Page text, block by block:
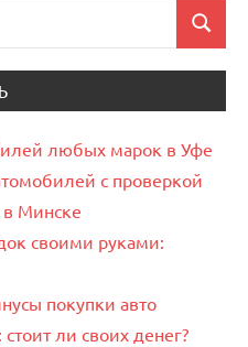
Поиск
любых марок в Уфе
с проверкой
Минске
своими руками:
покупки авто
ли своих денег?